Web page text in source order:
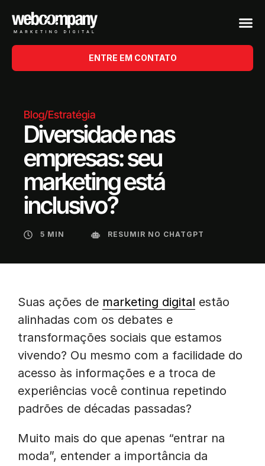
ENTRE EM CONTATO
Blog/Estratégia
Diversidade nas
empresas: seu
marketing está
inclusivo?
5 MIN RESUMIR NO CHATGPT
Suas ações de marketing digital estão
alinhadas com os debates e
transformações sociais que estamos
vivendo? Ou mesmo com a facilidade do
acesso às informações e a troca de
experiências você continua repetindo
padrões de décadas passadas?
Muito mais do que apenas “entrar na
moda”, entender a importância da